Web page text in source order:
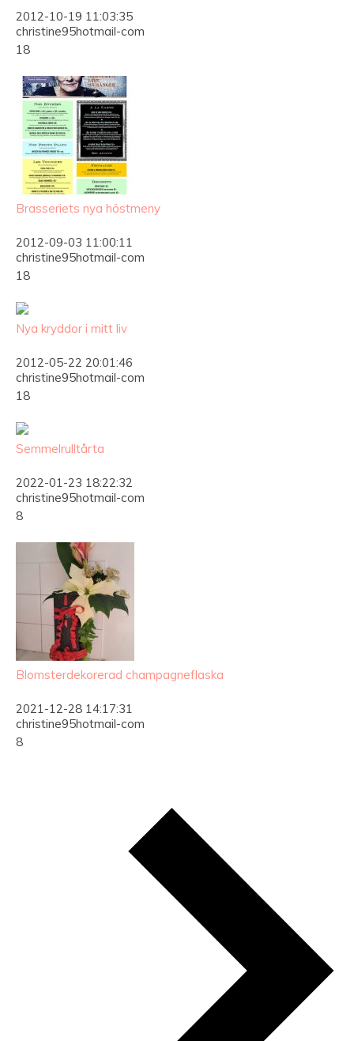
2012-10-19 11:03:35
christine95hotmail-com
18
Brasseriets nya höstmeny
2012-09-03 11:00:11
christine95hotmail-com
18
Nya kryddor i mitt liv
2012-05-22 20:01:46
christine95hotmail-com
18
Semmelrulltårta
2022-01-23 18:22:32
christine95hotmail-com
8
Blomsterdekorerad champagneflaska
2021-12-28 14:17:31
christine95hotmail-com
8